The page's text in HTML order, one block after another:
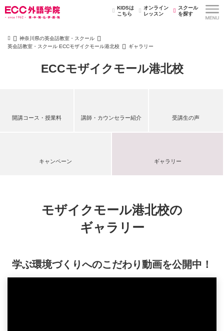
KIDSは
こちら
オンライン
レッスン
スクール
を探す
神奈川県の英会話教室・スクール
英会話教室・スクール ECCモザイクモール港北校
ギャラリー
ECCモザイクモール港北校
開講コース・授業料 講師・カウンセラー紹介 受講生の声
キャンペーン ギャラリー
モザイクモール港北校の
ギャラリー
学ぶ環境づくりへのこだわり動画を公開中！